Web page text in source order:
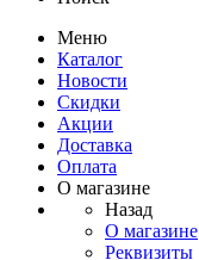
Меню
Каталог
Новости
Скидки
Акции
Доставка
Оплата
О магазине
Назад
О магазине
Реквизиты